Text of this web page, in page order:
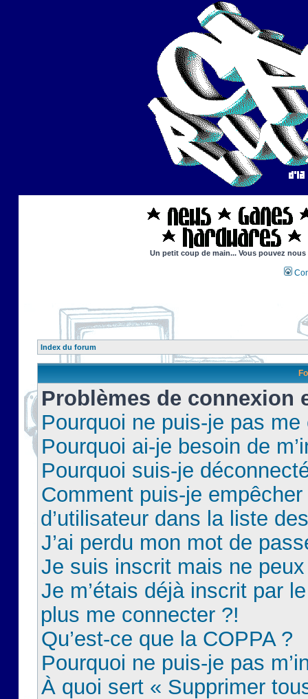
Un petit coup de main... Vous pouvez
Index du forum
Problèmes de connexion
Pourquoi ne puis-je pas
Pourquoi ai-je besoin de
Pourquoi suis-je
Comment puis-je
d’utilisateur dans la liste
J’ai perdu mon mot de
Je suis inscrit mais ne
Je m’étais déjà inscrit par
plus me connecter ?!
Qu’est-ce que la COPPA ?
Pourquoi ne puis-je pas
À quoi sert « Supprimer